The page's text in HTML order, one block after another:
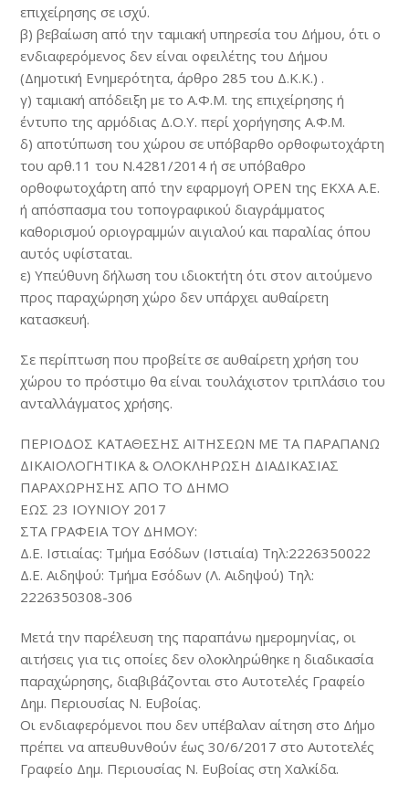
επιχείρησης σε ισχύ.
β) βεβαίωση από την ταμιακή υπηρεσία του Δήμου, ότι ο
ενδιαφερόμενος δεν είναι οφειλέτης του Δήμου
(Δημοτική Ενημερότητα, άρθρο 285 του Δ.Κ.Κ.) .
γ) ταμιακή απόδειξη με το Α.Φ.Μ. της επιχείρησης ή
έντυπο της αρμόδιας Δ.Ο.Υ. περί χορήγησης Α.Φ.Μ.
δ) αποτύπωση του χώρου σε υπόβαρθο ορθοφωτοχάρτη
του αρθ.11 του Ν.4281/2014 ή σε υπόβαθρο
ορθοφωτοχάρτη από την εφαρμογή ΟPΕΝ της ΕΚΧΑ Α.Ε.
ή απόσπασμα του τοπογραφικού διαγράμματος
καθορισμού οριογραμμών αιγιαλού και παραλίας όπου
αυτός υφίσταται.
ε) Υπεύθυνη δήλωση του ιδιοκτήτη ότι στον αιτούμενο
προς παραχώρηση χώρο δεν υπάρχει αυθαίρετη
κατασκευή.
Σε περίπτωση που προβείτε σε αυθαίρετη χρήση του
χώρου το πρόστιμο θα είναι τουλάχιστον τριπλάσιο του
ανταλλάγματος χρήσης.
ΠΕΡΙΟΔΟΣ ΚΑΤΑΘΕΣΗΣ ΑΙΤΗΣΕΩΝ ΜΕ ΤΑ ΠΑΡΑΠΑΝΩ
ΔΙΚΑΙΟΛΟΓΗΤΙΚΑ & ΟΛΟΚΛΗΡΩΣΗ ΔΙΑΔΙΚΑΣΙΑΣ
ΠΑΡΑΧΩΡΗΣΗΣ ΑΠΟ ΤΟ ΔΗΜΟ
ΕΩΣ 23 ΙΟΥΝΙΟΥ 2017
ΣΤΑ ΓΡΑΦΕΙΑ ΤΟΥ ΔΗΜΟΥ:
Δ.Ε. Ιστιαίας: Τμήμα Εσόδων (Ιστιαία) Τηλ:2226350022
Δ.Ε. Αιδηψού: Τμήμα Εσόδων (Λ. Αιδηψού) Τηλ:
2226350308-306
Μετά την παρέλευση της παραπάνω ημερομηνίας, οι
αιτήσεις για τις οποίες δεν ολοκληρώθηκε η διαδικασία
παραχώρησης, διαβιβάζονται στο Αυτοτελές Γραφείο
Δημ. Περιουσίας Ν. Ευβοίας.
Οι ενδιαφερόμενοι που δεν υπέβαλαν αίτηση στο Δήμο
πρέπει να απευθυνθούν έως 30/6/2017 στο Αυτοτελές
Γραφείο Δημ. Περιουσίας Ν. Ευβοίας στη Χαλκίδα.